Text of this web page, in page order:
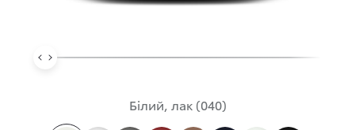
Білий, лак (040)